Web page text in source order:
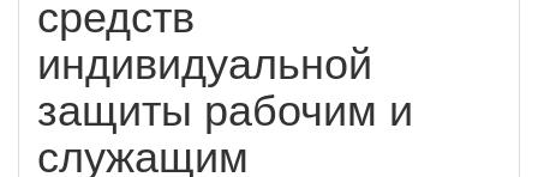
средств
индивидуальной
защиты рабочим и
служащим